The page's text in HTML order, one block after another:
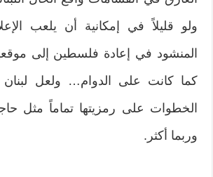
ولو قليلاً في إمكانية أن يلعب
المنشود في إعادة فلسطين إلى
كما كانت على الدوام… ولعل لبنان
الخطوات على رمزيتها تماماً مثل
وربما أكثر.